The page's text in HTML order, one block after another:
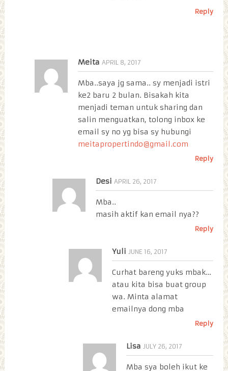
Reply
Meita APRIL 8, 2017
Mba..saya jg sama.. sy menjadi istri
ke2 baru 2 bulan. Bisakah kita
menjadi teman untuk sharing dan
salin menguatkan, tolong inbox ke
email sy no yg bisa sy hubungi
meitapropertindo@gmail.com
Reply
Desi APRIL 26, 2017
Mba..
masih aktif kan email nya??
Reply
Yuli JUNE 16, 2017
Curhat bareng yuks mbak…
atau kita bisa buat group
wa. Minta alamat
emailnya dong mba
Reply
Lisa JULY 26, 2017
Mba sya boleh ikut ke